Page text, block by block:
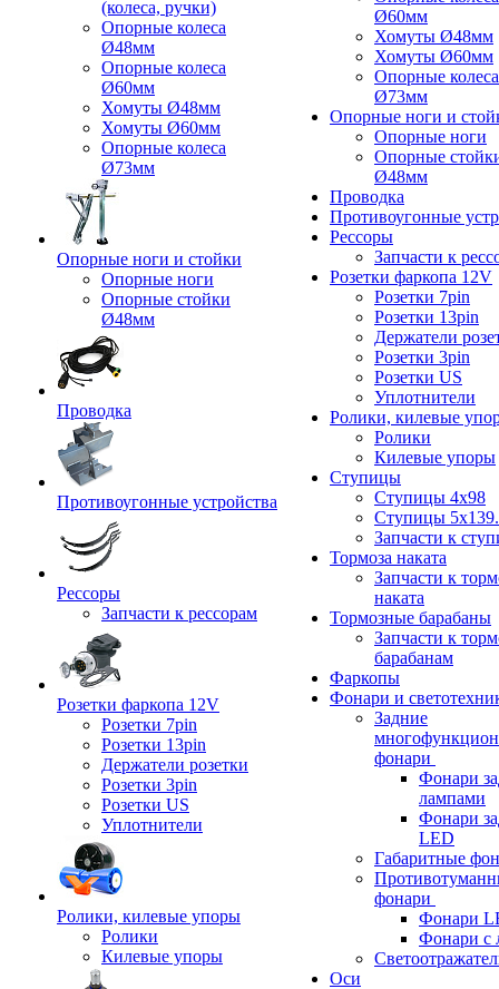
(колеса, ручки)
Опорные колеса
Ø48мм
Опорные колеса
Ø60мм
Хомуты Ø48мм
Хомуты Ø60мм
Опорные колеса
Ø73мм
Опорные ноги и стойки
Опорные ноги
Опорные стойки
Ø48мм
Проводка
Противоугонные устройства
Рессоры
Запчасти к рессорам
Розетки фаркопа 12V
Розетки 7pin
Розетки 13pin
Держатели розетки
Розетки 3pin
Розетки US
Уплотнители
Ролики, килевые упоры
Ролики
Килевые упоры
Ø60мм
Хомуты Ø48мм
Хомуты Ø60мм
Опорные колеса
Ø73мм
Опорные ноги и
Опорные ноги
Опорные
Ø48мм
Проводка
Противоугонные
Рессоры
Запчасти к
Розетки фаркопа 12V
Розетки 7pin
Розетки 13pin
Держатели
Розетки 3pin
Розетки US
Уплотнители
Ролики, килевые
Ролики
Килевые упоры
Ступицы
Ступицы 4x98
Ступицы
Запчасти к
Тормоза наката
Запчасти к
наката
Тормозные барабаны
Запчасти к
барабанам
Фаркопы
Фонари и
Задние
фонари
Фонари
лампами
Фонари
LED
Габаритные
фонари
Фонари
Фонари с
Оси